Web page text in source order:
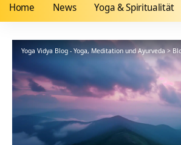
Home News Yoga & Spiritualität
Yoga Vidya Blog - Yoga, Meditation und Ayurveda>